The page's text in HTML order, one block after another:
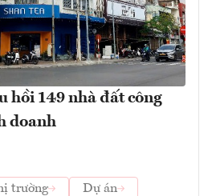
hồi 149 nhà đất công
doanh
trường
Dự án